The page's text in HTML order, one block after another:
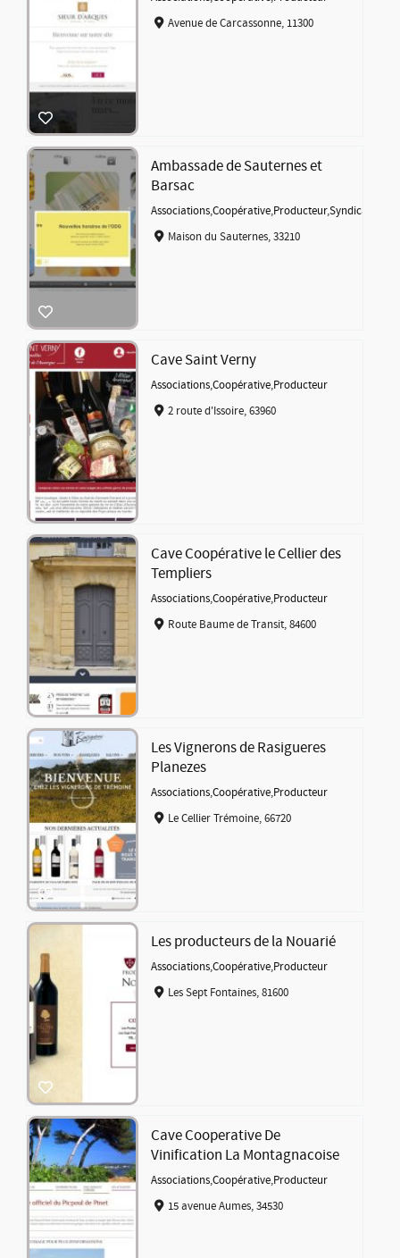
Avenue de Carcassonne, 11300
Ambassade de Sauternes et
Barsac
Associations,Coopérative,Producteur,Syndicat
Maison du Sauternes, 33210
Cave Saint Verny
Associations,Coopérative,Producteur
2 route d'Issoire, 63960
Cave Coopérative le Cellier des
Templiers
Associations,Coopérative,Producteur
Route Baume de Transit, 84600
Les Vignerons de Rasigueres
Planezes
Associations,Coopérative,Producteur
Le Cellier Trémoine, 66720
Les producteurs de la Nouarié
Associations,Coopérative,Producteur
Les Sept Fontaines, 81600
Cave Cooperative De
Vinification La Montagnacoise
Associations,Coopérative,Producteur
15 avenue Aumes, 34530